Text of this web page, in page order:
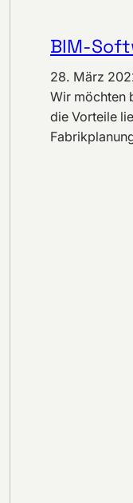
BIM-
28. März
Wir möchten
die Vorteile